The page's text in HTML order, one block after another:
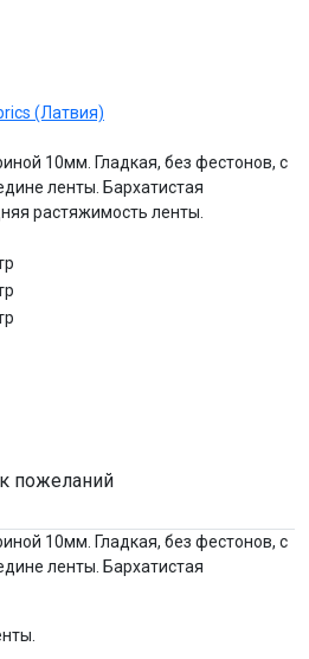
(Латвия)
10мм. Гладкая, без фестонов, с
ленты. Бархатистая
растяжимость ленты.
пожеланий
10мм. Гладкая, без фестонов, с
ленты. Бархатистая